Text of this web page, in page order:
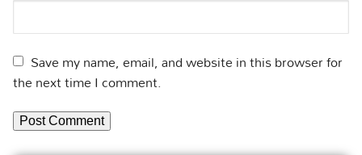
Save my name, email, and website in this browser for
the next time I comment.